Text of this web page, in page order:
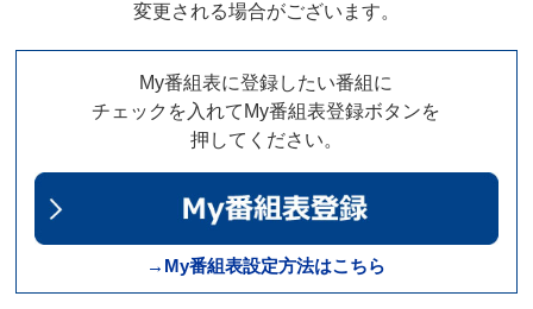
変更される場合がございます。
My番組表に登録したい番組に
チェックを入れてMy番組表登録ボタンを
押してください。
→My番組表設定方法はこちら